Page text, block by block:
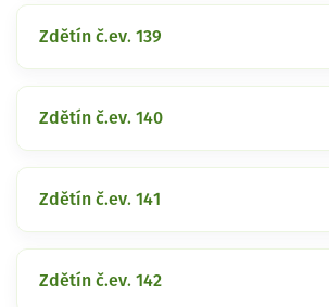
Zdětín č.ev. 139
Zdětín č.ev. 140
Zdětín č.ev. 141
Zdětín č.ev. 142